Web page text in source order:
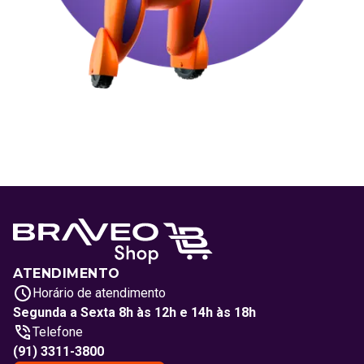
ATENDIMENTO
Horário de atendimento
Segunda a Sexta 8h às 12h e 14h às 18h
Telefone
(91) 3311-3800